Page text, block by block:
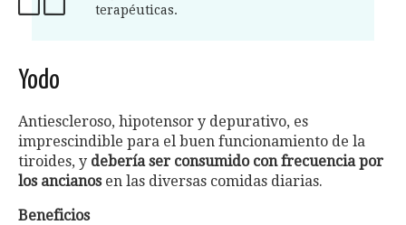
terapéuticas.
Yodo
Antiescleroso, hipotensor y depurativo, es
imprescindible para el buen funcionamiento de la
tiroides, y debería ser consumido con frecuencia por
los ancianosen las diversas comidas diarias.
Beneficios